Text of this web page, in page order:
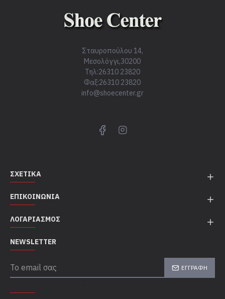
Σταυροπούλου 14,
Μεσολόγγι,30200
Τηλ:26310 23820
Φαξ:26310 23820
info@shoecenter.gr
ΣΧΕΤΙΚΆ
ΕΠΙΚΟΙΝΩΝΊΑ
ΛΟΓΑΡΙΑΣΜΌΣ
NEWSLETTER
ΕΓΓΡΑΦΉ